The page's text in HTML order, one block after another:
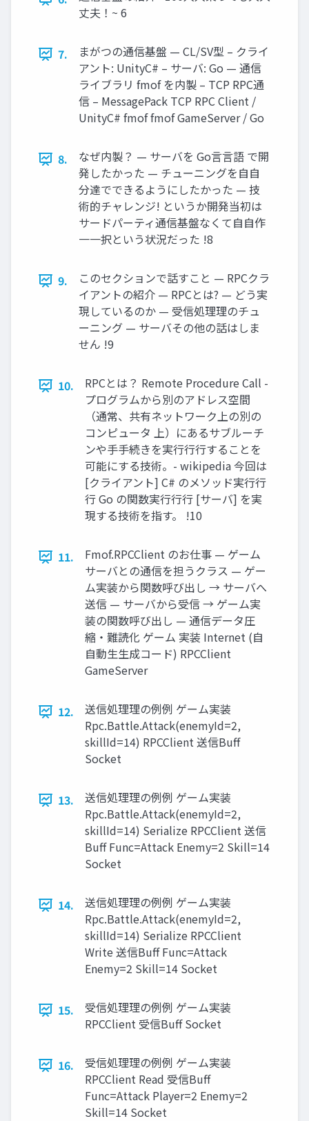
丈夫！~ 6
7.
まがつの通信基盤 — CL/SV型 – クライ
アント: UnityC# – サーバ: Go — 通信
ライブラリ fmof を内製 – TCP RPC通
信 – MessagePack TCP RPC Client /
UnityC# fmof fmof GameServer / Go
8.
なぜ内製？ — サーバを Go⾔言語 で開
発したかった — チューニングを⾃自
分達でできるようにしたかった — 技
術的チャレンジ! というか開発当初は
サードパーティ通信基盤なくて⾃自作
⼀一択という状況だった !8
9.
このセクションで話すこと — RPCクラ
イアントの紹介 — RPCとは? — どう実
現しているのか — 受信処理理のチュ
ーニング — サーバその他の話はしま
せん !9
10.
RPCとは？ Remote Procedure Call -
プログラムから別のアドレス空間
（通常、共有ネットワーク上の別の
コンピュータ 上）にあるサブルーチ
ンや⼿手続きを実⾏行行することを
可能にする技術。- wikipedia 今回は
[クライアント] C# のメソッド実⾏行
行 Go の関数実⾏行行 [サーバ] を実
現する技術を指す。 !10
11.
Fmof.RPCClient のお仕事 — ゲーム
サーバとの通信を担うクラス — ゲー
ム実装から関数呼び出し → サーバへ
送信 — サーバから受信 → ゲーム実
装の関数呼び出し — 通信データ圧
縮・難読化 ゲーム 実装 Internet (⾃
自動⽣生成コード) RPCClient
GameServer
12.
送信処理理の例例 ゲーム実装
Rpc.Battle.Attack(enemyId=2,
skillId=14) RPCClient 送信Buff
Socket
13.
送信処理理の例例 ゲーム実装
Rpc.Battle.Attack(enemyId=2,
skillId=14) Serialize RPCClient 送信
Buff Func=Attack Enemy=2 Skill=14
Socket
14.
送信処理理の例例 ゲーム実装
Rpc.Battle.Attack(enemyId=2,
skillId=14) Serialize RPCClient
Write 送信Buff Func=Attack
Enemy=2 Skill=14 Socket
15.
受信処理理の例例 ゲーム実装
RPCClient 受信Buff Socket
16.
受信処理理の例例 ゲーム実装
RPCClient Read 受信Buff
Func=Attack Player=2 Enemy=2
Skill=14 Socket